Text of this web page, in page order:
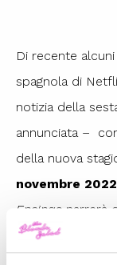
Di recente
spagnola di
notizia della
annunciata –
della nuova
novembre 2022
Encinas narrerà
un nuovo